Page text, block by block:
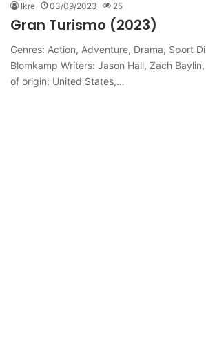
Ikre 03/09/2023 25
Gran Turismo (2023)
Genres: Action, Adventure, Drama, Sport
Blomkamp Writers: Jason Hall, Zach
of origin: United States,…